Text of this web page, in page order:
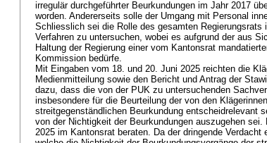
irregulär durchgeführter Beurkundungen im Jahr 2017
worden. Andererseits solle der Umgang mit Personal
Schliesslich sei die Rolle des gesamten Regierungsrats
Verfahren zu untersuchen, wobei es aufgrund der aus
Haltung der Regierung einer vom Kantonsrat
Kommission bedürfe.
Mit Eingaben vom 18. und 20. Juni 2025 reichten die
Medienmitteilung sowie den Bericht und Antrag der
dazu, dass die von der PUK zu untersuchenden
insbesondere für die Beurteilung der von den
streitgegenständlichen Beurkundung entscheidrelevant
von der Nichtigkeit der Beurkundungen auszugehen
2025 im Kantonsrat beraten. Da der dringende